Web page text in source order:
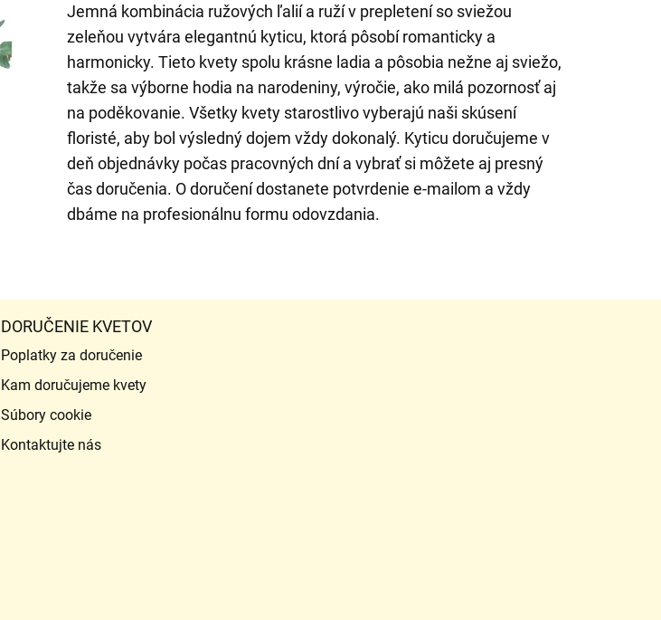
Jemná kombinácia ružových ľalií a ruží v prepletení so sviežou
zeleňou vytvára elegantnú kyticu, ktorá pôsobí romanticky a
harmonicky. Tieto kvety spolu krásne ladia a pôsobia nežne aj sviežo,
takže sa výborne hodia na narodeniny, výročie, ako milá pozornosť aj
na poděkovanie. Všetky kvety starostlivo vyberajú naši skúsení
floristé, aby bol výsledný dojem vždy dokonalý. Kyticu doručujeme v
deň objednávky počas pracovných dní a vybrať si môžete aj presný
čas doručenia. O doručení dostanete potvrdenie e-mailom a vždy
dbáme na profesionálnu formu odovzdania.
DORUČENIE KVETOV
Poplatky za doručenie
Kam doručujeme kvety
Súbory cookie
Kontaktujte nás